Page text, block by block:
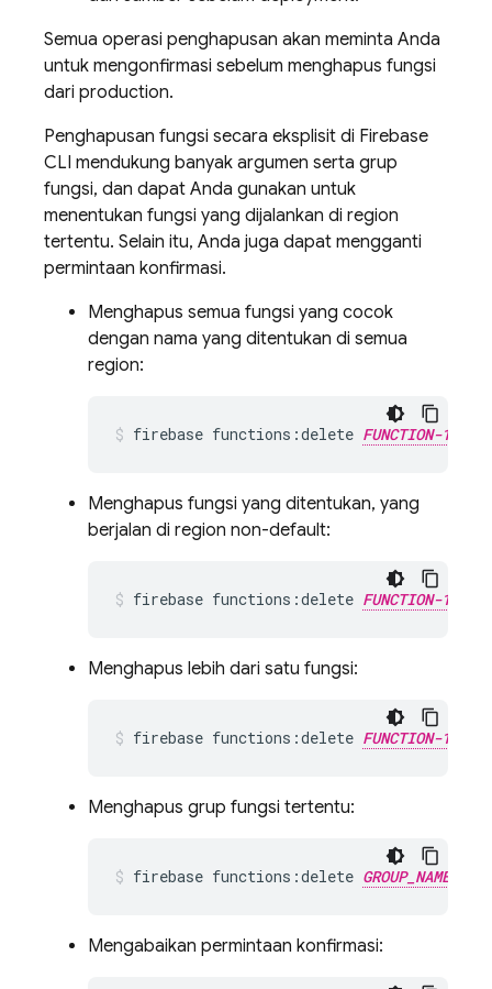
Semua operasi penghapusan akan meminta Anda
untuk mengonfirmasi sebelum menghapus fungsi
dari production.
Penghapusan fungsi secara eksplisit di Firebase
CLI mendukung banyak argumen serta grup
fungsi, dan dapat Anda gunakan untuk
menentukan fungsi yang dijalankan di region
tertentu. Selain itu, Anda juga dapat mengganti
permintaan konfirmasi.
Menghapus semua fungsi yang cocok
dengan nama yang ditentukan di semua
region:
firebase functions:delete FUNCTION-
Menghapus fungsi yang ditentukan, yang
berjalan di region non-default:
firebase functions:delete FUNCTION-
Menghapus lebih dari satu fungsi:
firebase functions:delete FUNCTION-
Menghapus grup fungsi tertentu:
firebase functions:delete GROUP_NAME
Mengabaikan permintaan konfirmasi: